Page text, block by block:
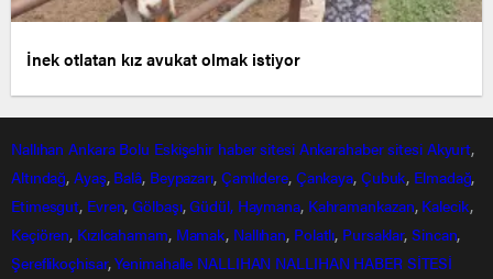
İnek otlatan kız avukat olmak istiyor
Nallıhan Ankara Bolu Eskişehir haber sitesi Ankarahabersitesi Akyurt,
Altındağ,Ayaş, Balâ, Beypazarı, Çamlıdere, Çankaya, Çubuk, Elmadağ,
Etimesgut, Evren,Gölbaşı,Güdül, Haymana, Kahramankazan, Kalecik,
Keçiören, Kızılcahamam, Mamak, Nallıhan, Polatlı, Pursaklar,Sincan,
Şereflikoçhisar,Yenimahalle NALLIHAN NALLIHAN HABER SİTESİ